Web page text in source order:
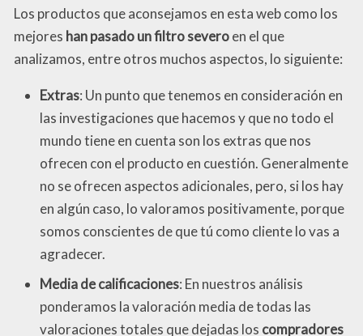
Los productos que aconsejamos en esta web como los
mejores han pasado un filtro severoen el que
analizamos, entre otros muchos aspectos, lo siguiente:
Extras: Un punto que tenemos en consideración en
las investigaciones que hacemos y que no todo el
mundo tiene en cuenta son los extras que nos
ofrecen con el producto en cuestión. Generalmente
no se ofrecen aspectos adicionales, pero, si los hay
en algún caso, lo valoramos positivamente, porque
somos conscientes de que tú como cliente lo vas a
agradecer.
Media de calificaciones: En nuestros análisis
ponderamos la valoración media de todas las
valoraciones totales que dejadas los compradores